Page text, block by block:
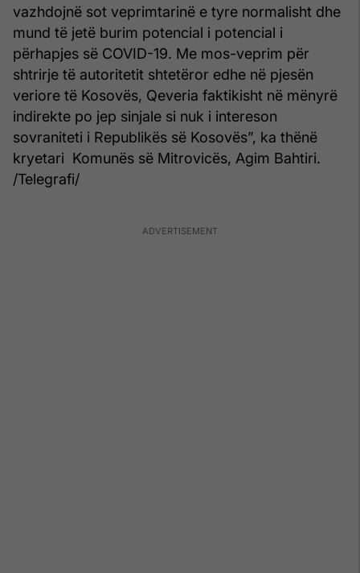
vazhdojnë sot veprimtarinë e tyre normalisht dhe
mund të jetë burim potencial i potencial i
përhapjes së COVID-19. Me mos-veprim për
shtrirje të autoritetit shtetëror edhe në pjesën
veriore të Kosovës, Qeveria faktikisht në mënyrë
indirekte po jep sinjale si nuk i intereson
sovraniteti i Republikës së Kosovës”, ka thënë
kryetari Komunës së Mitrovicës, Agim Bahtiri.
/Telegrafi/